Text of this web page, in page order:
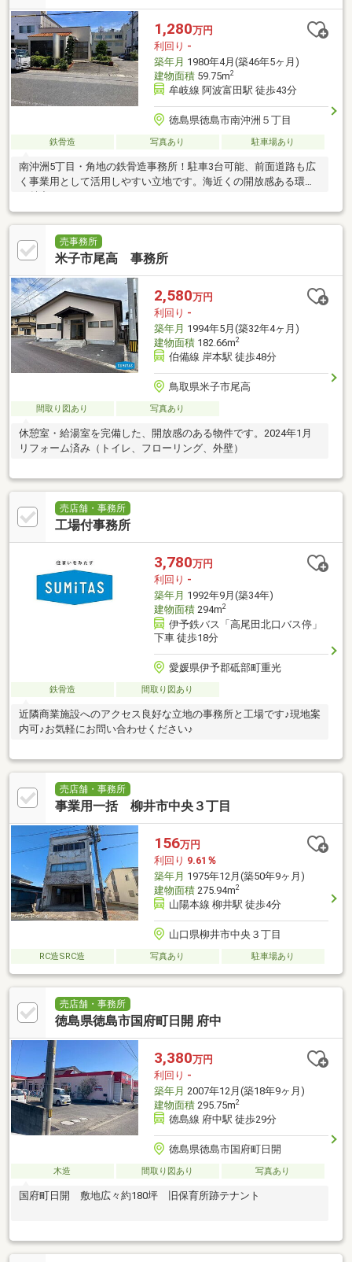
1,280万円
利回り -
築年月 1980年4月(築46年5ヶ月)
建物面積59.75m2
牟岐線 阿波富田駅 徒歩43分
徳島県徳島市南沖洲５丁目
鉄骨造 写真あり 駐車場あり
南沖洲5丁目・角地の鉄骨造事務所！駐車3台可能、前面道路も広
く事業用として活用しやすい立地です。海近くの開放感ある環境
売事務所
米子市尾高 事務所
2,580万円
利回り -
築年月 1994年5月(築32年4ヶ月)
建物面積182.66m2
伯備線 岸本駅 徒歩48分
鳥取県米子市尾高
間取り図あり 写真あり
休憩室・給湯室を完備した、開放感のある物件です。2024年1月
リフォーム済み（トイレ、フローリング、外壁）
売店舗・事務所
工場付事務所
3,780万円
利回り -
築年月 1992年9月(築34年)
建物面積294m2
伊予鉄バス「高尾田北口バス停」
下車 徒歩18分
愛媛県伊予郡砥部町重光
鉄骨造 間取り図あり
近隣商業施設へのアクセス良好な立地の事務所と工場です♪現地案
内可♪お気軽にお問い合わせください♪
売店舗・事務所
事業用一括 柳井市中央３丁目
156万円
利回り 9.61％
築年月 1975年12月(築50年9ヶ月)
建物面積275.94m2
山陽本線 柳井駅 徒歩4分
山口県柳井市中央３丁目
RC造SRC造 写真あり 駐車場あり
売店舗・事務所
徳島県徳島市国府町日開 府中
3,380万円
利回り -
築年月 2007年12月(築18年9ヶ月)
建物面積295.75m2
徳島線 府中駅 徒歩29分
徳島県徳島市国府町日開
木造 間取り図あり 写真あり
国府町日開 敷地広々約180坪 旧保育所跡テナント